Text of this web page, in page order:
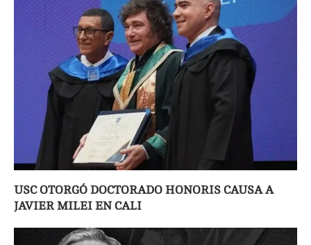
USC OTORGÓ DOCTORADO HONORIS CAUSA A
JAVIER MILEI EN CALI